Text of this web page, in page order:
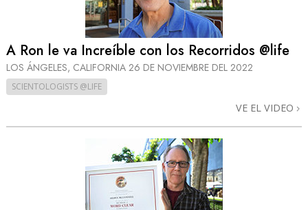
A Ron le va Increíble con los Recorridos @life
LOS ÁNGELES, CALIFORNIA 26 DE NOVIEMBRE DEL 2022
SCIENTOLOGISTS @LIFE
VE EL VIDEO